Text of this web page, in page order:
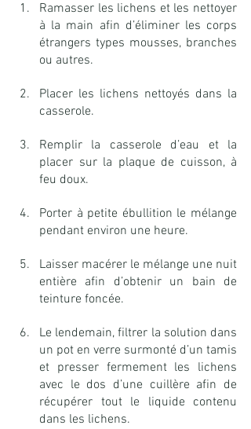
Ramasser les lichens et les nettoyer
à la main afin d’éliminer les corps
étrangers types mousses, branches
ou autres.
Placer les lichens nettoyés dans la
casserole.
Remplir la casserole d’eau et la
placer sur la plaque de cuisson, à
feu doux.
Porter à petite ébullition le mélange
pendant environ une heure.
Laisser macérer le mélange une nuit
entière afin d’obtenir un bain de
teinture foncée.
Le lendemain, filtrer la solution dans
un pot en verre surmonté d’un tamis
et presser fermement les lichens
avec le dos d’une cuillère afin de
récupérer tout le liquide contenu
dans les lichens.